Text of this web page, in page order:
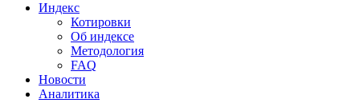
Индекс
Котировки
Об индексе
Методология
FAQ
Новости
Аналитика